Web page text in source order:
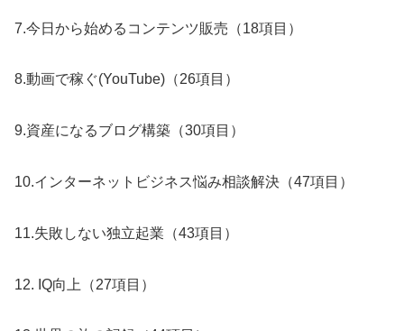
7.今日から始めるコンテンツ販売（18項目）
8.動画で稼ぐ(YouTube)（26項目）
9.資産になるブログ構築（30項目）
10.インターネットビジネス悩み相談解決（47項目）
11.失敗しない独立起業（43項目）
12. IQ向上（27項目）